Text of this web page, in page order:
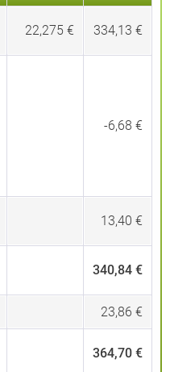
22,275 € 334,13 €
-6,68 €
13,40 €
340,84 €
23,86 €
364,70 €